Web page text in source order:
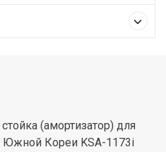
(амортизатор) для
Южной Кореи KSA-1173i